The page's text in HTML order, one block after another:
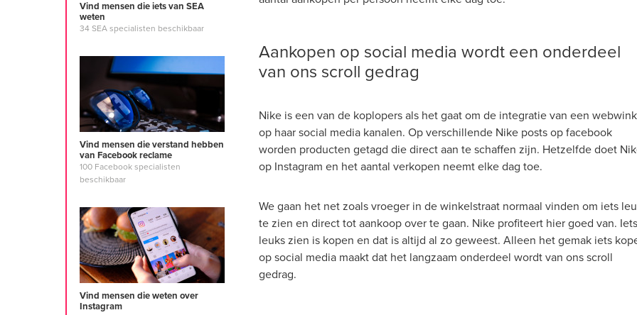
Vind mensen die iets van SEA
weten
34 SEA specialisten beschikbaar
Vind mensen die verstand hebben
van Facebook reclame
100 Facebook specialisten
beschikbaar
Vind mensen die weten over
Instagram
Aankopen op social media wordt een onderdeel
van ons scroll gedrag
Nike is een van de koplopers als het gaat om de integratie van een
op haar social media kanalen. Op verschillende Nike posts op facebook
worden producten getagd die direct aan te schaffen zijn. Hetzelfde doet
op Instagram en het aantal verkopen neemt elke dag toe.
We gaan het net zoals vroeger in de winkelstraat normaal vinden om iets
te zien en direct tot aankoop over te gaan. Nike profiteert hier goed van. Iets
leuks zien is kopen en dat is altijd al zo geweest. Alleen het gemak iets
op social media maakt dat het langzaam onderdeel wordt van ons scroll
gedrag.